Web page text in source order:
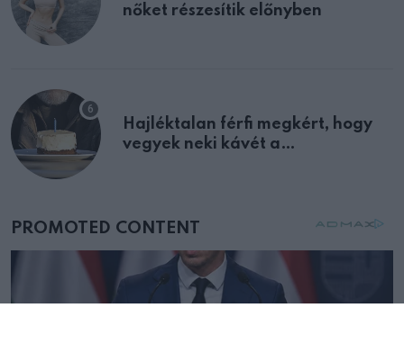
nőket részesítik előnyben
Hajléktalan férfi megkért, hogy
vegyek neki kávét a